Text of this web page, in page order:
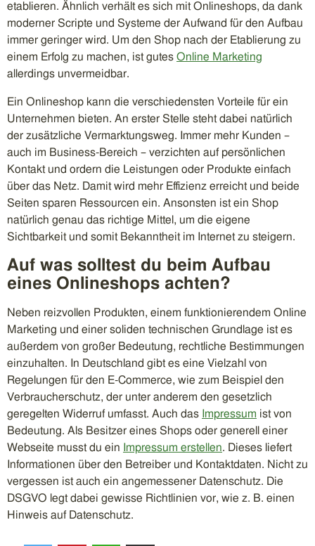
etablieren. Ähnlich verhält es sich mit Onlineshops, da dank
moderner Scripte und Systeme der Aufwand für den Aufbau
immer geringer wird. Um den Shop nach der Etablierung zu
einem Erfolg zu machen, ist gutes Online Marketing
allerdings unvermeidbar.
Ein Onlineshop kann die verschiedensten Vorteile für ein
Unternehmen bieten. An erster Stelle steht dabei natürlich
der zusätzliche Vermarktungsweg. Immer mehr Kunden –
auch im Business-Bereich – verzichten auf persönlichen
Kontakt und ordern die Leistungen oder Produkte einfach
über das Netz. Damit wird mehr Effizienz erreicht und beide
Seiten sparen Ressourcen ein. Ansonsten ist ein Shop
natürlich genau das richtige Mittel, um die eigene
Sichtbarkeit und somit Bekanntheit im Internet zu steigern.
Auf was solltest du beim Aufbau
eines Onlineshops achten?
Neben reizvollen Produkten, einem funktionierendem Online
Marketing und einer soliden technischen Grundlage ist es
außerdem von großer Bedeutung, rechtliche Bestimmungen
einzuhalten. In Deutschland gibt es eine Vielzahl von
Regelungen für den E-Commerce, wie zum Beispiel den
Verbraucherschutz, der unter anderem den gesetzlich
geregelten Widerruf umfasst. Auch das Impressum ist von
Bedeutung. Als Besitzer eines Shops oder generell einer
Webseite musst du ein
Impressum erstellen. Dieses liefert
Informationen über den Betreiber und Kontaktdaten. Nicht zu
vergessen ist auch ein angemessener Datenschutz. Die
DSGVO legt dabei gewisse Richtlinien vor, wie z. B. einen
Hinweis auf Datenschutz.